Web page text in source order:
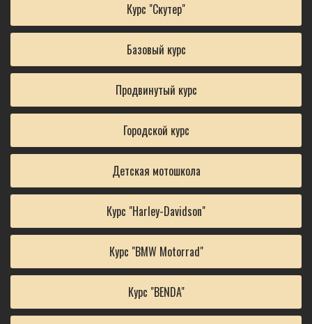
Курс "Скутер"
Базовый курс
Продвинутый курс
Городской курс
Детская мотошкола
Курс "Harley-Davidson"
Курс "BMW Motorrad"
Курс "BENDA"